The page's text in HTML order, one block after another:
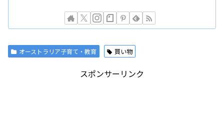
オーストラリア子育て・教育 買い物
スポンサーリンク